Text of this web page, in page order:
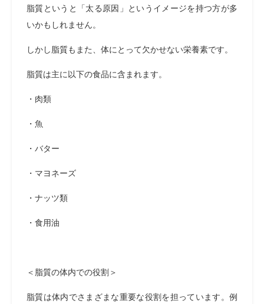
脂質というと「太る原因」というイメージを持つ方が多
いかもしれません。
しかし脂質もまた、体にとって欠かせない栄養素です。
脂質は主に以下の食品に含まれます。
・肉類
・魚
・バター
・マヨネーズ
・ナッツ類
・食用油
＜脂質の体内での役割＞
脂質は体内でさまざまな重要な役割を担っています。例